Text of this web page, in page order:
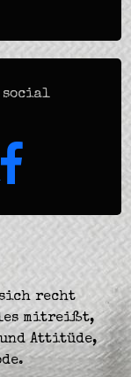
social
sich recht
mitreißt,
und Attitüde,